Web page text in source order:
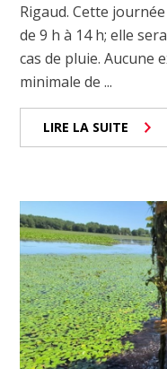
Rigaud. Cette
de 9 h à 14 h; elle
cas de pluie. Aucune
minimale de ...
LIRE LA SUITE